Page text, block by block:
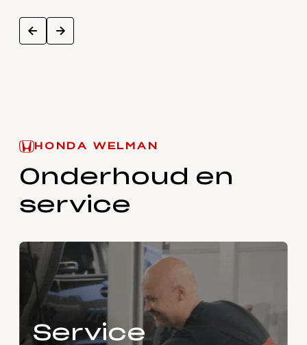
prev next
HONDA WELMAN
Onderhoud en
service
Service